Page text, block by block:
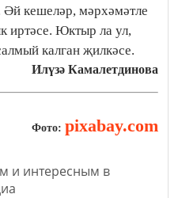
кешеләр, мәрхәмәтле
иртәсе. Юктыр ла ул,
калган җилкәсе.
Илүзә Камалетдинова
Фото: pixabay.com
и интересным в